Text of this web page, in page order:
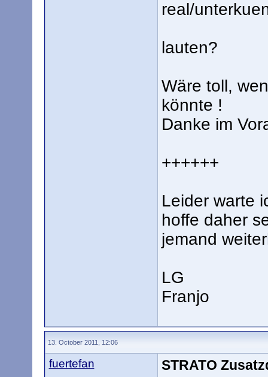
real/
lauten?
Wäre toll,
könnte !
Danke im
++++++
Leider warte
hoffe daher
jemand
LG
Franjo
13. October 2011, 12:06
fuertefan STRATO